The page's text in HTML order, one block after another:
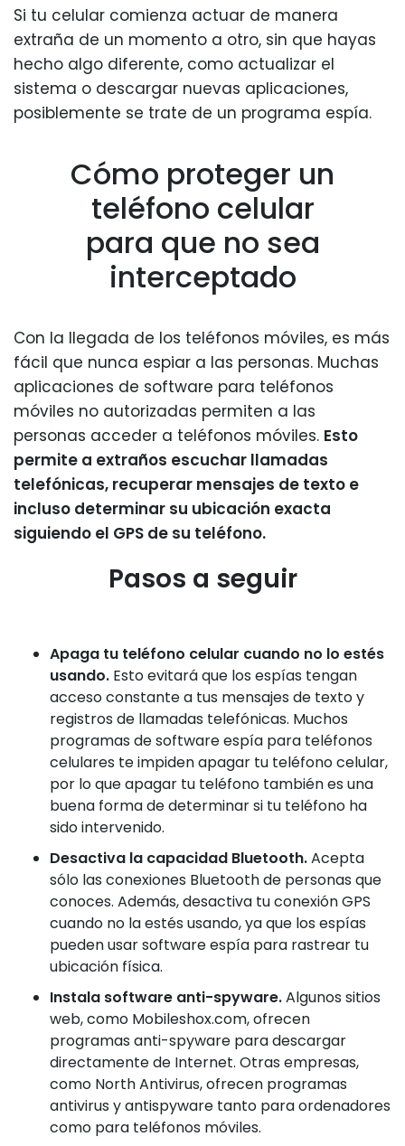
Si tu celular comienza actuar de manera
extraña de un momento a otro, sin que hayas
hecho algo diferente, como actualizar el
sistema o descargar nuevas aplicaciones,
posiblemente se trate de un programa espía.
Cómo proteger un
teléfono celular
para que no sea
interceptado
Con la llegada de los teléfonos móviles, es más
fácil que nunca espiar a las personas. Muchas
aplicaciones de software para teléfonos
móviles no autorizadas permiten a las
personas acceder a teléfonos móviles. Esto
permite a extraños escuchar llamadas
telefónicas, recuperar mensajes de texto e
incluso determinar su ubicación exacta
siguiendo el GPS de su teléfono.
Pasos a seguir
Apaga tu teléfono celular cuando no lo estés
usando. Esto evitará que los espías tengan
acceso constante a tus mensajes de texto y
registros de llamadas telefónicas. Muchos
programas de software espía para teléfonos
celulares te impiden apagar tu teléfono celular,
por lo que apagar tu teléfono también es una
buena forma de determinar si tu teléfono ha
sido intervenido.
Desactiva la capacidad Bluetooth.Acepta
sólo las conexiones Bluetooth de personas que
conoces. Además, desactiva tu conexión GPS
cuando no la estés usando, ya que los espías
pueden usar software espía para rastrear tu
ubicación física.
Instala software anti-spyware.Algunos sitios
web, como Mobileshox.com, ofrecen
programas anti-spyware para descargar
directamente de Internet. Otras empresas,
como North Antivirus, ofrecen programas
antivirus y antispyware tanto para ordenadores
como para teléfonos móviles.